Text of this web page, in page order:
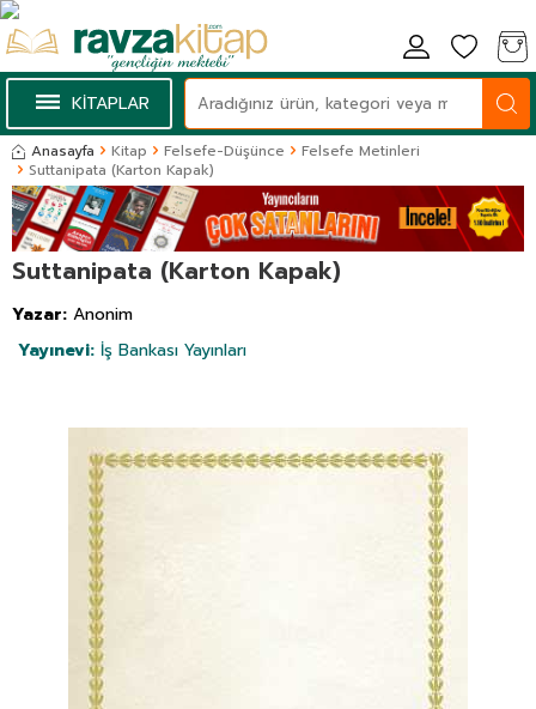
KİTAPLAR
Anasayfa Kitap Felsefe-Düşünce
Felsefe Metinleri
Suttanipata (Karton Kapak)
Suttanipata (Karton Kapak)
Yazar: Anonim
Yayınevi: İş Bankası Yayınları